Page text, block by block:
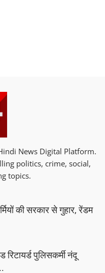
News Digital Platform.
politics, crime, social,
topics.
की सरकार से गुहार, रेंडम
रिटायर्ड पुलिसकर्मी नंदू